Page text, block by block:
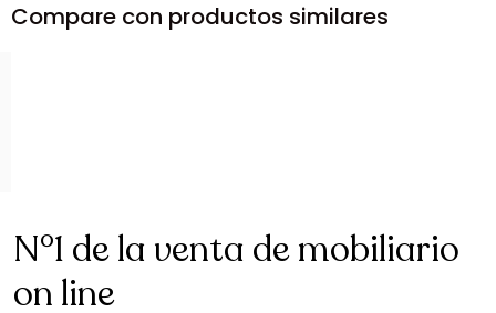
Compare con productos similares
N°1 de la venta de mobiliario
on line